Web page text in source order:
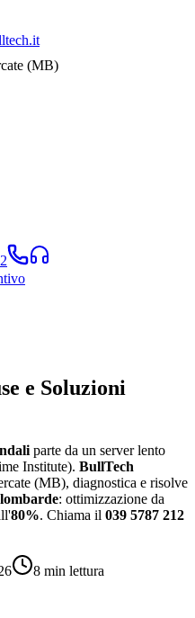
(MB)
e Soluzioni
parte da un server lento
Institute). BullTech
(MB), diagnostica e risolve
: ottimizzazione da
80%. Chiama il 039 5787 212
8 min lettura